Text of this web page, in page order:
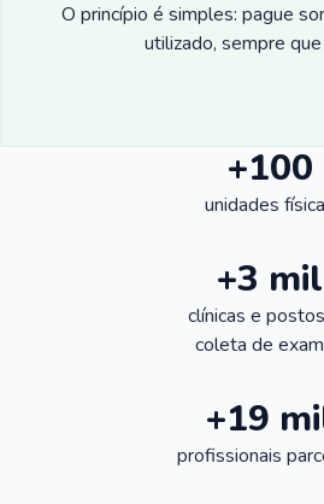
O princípio é simples: pague
utilizado, sempre
+100
unidades
+3 mil
clínicas e
coleta de
+19
profissionais